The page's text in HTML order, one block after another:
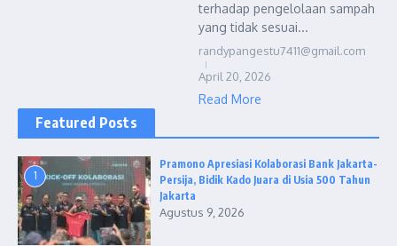
terhadap pengelolaan sampah
yang tidak sesuai...
randypangestu7411@gmail.com
April 20, 2026
Read More
Featured Posts
1
Pramono Apresiasi Kolaborasi Bank Jakarta-
Persija, Bidik Kado Juara di Usia 500 Tahun
Jakarta
Agustus 9, 2026